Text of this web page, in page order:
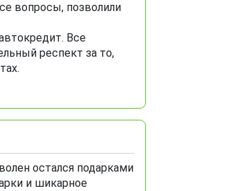
вопросы, позволили
Все
респект за то,
остался подарками
и шикарное